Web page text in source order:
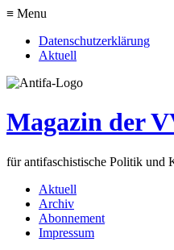
≡ Menu
Datenschutzerklärung
Aktuell
Magazin der
für antifaschistische Politik und
Aktuell
Archiv
Abonnement
Impressum